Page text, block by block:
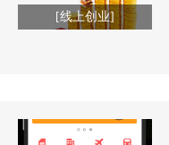
[线上创业]